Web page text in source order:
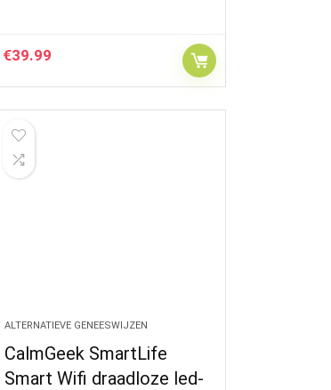
€39.99
ALTERNATIEVE GENEESWIJZEN
CalmGeek SmartLife
Smart Wifi draadloze led-